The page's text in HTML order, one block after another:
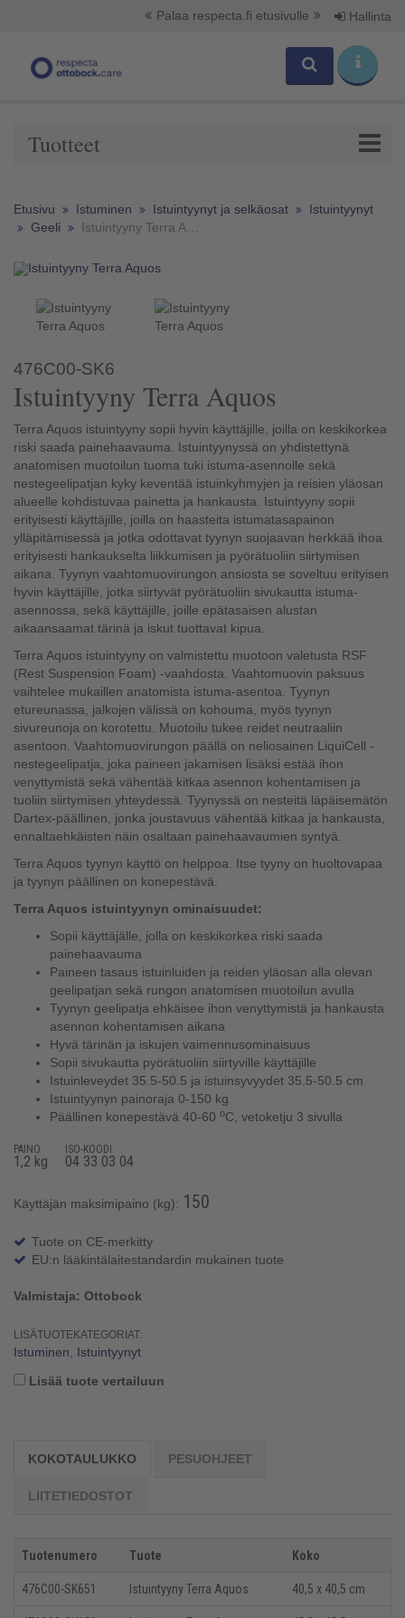
Palaa respecta.fi etusivulle Hallinta
Tuotteet
Etusivu Istuminen Istuintyynyt ja selkäosat
Istuintyynyt
Geeli
Istuintyyny Terra Aquos
476C00-SK6
Istuintyyny Terra Aquos
Terra Aquos istuintyyny sopii hyvin käyttäjille, joilla on keskikorkea
riski saada painehaavauma. Istuintyynyssä on yhdistettynä
anatomisen muotoilun tuoma tuki istuma-asennolle sekä
nestegeelipatjan kyky keventää istuinkyhmyjen ja reisien yläosan
alueelle kohdistuvaa painetta ja hankausta. Istuintyyny sopii
erityisesti käyttäjille, joilla on haasteita istumatasapainon
ylläpitämisessä ja jotka odottavat tyynyn suojaavan herkkää ihoa
erityisesti hankaukselta liikkumisen ja pyörätuoliin siirtymisen
aikana. Tyynyn vaahtomuovirungon ansiosta se soveltuu erityisen
hyvin käyttäjille, jotka siirtyvät pyörätuoliin sivukautta istuma-
asennossa, sekä käyttäjille, joille epätasaisen alustan
aikaansaamat tärinä ja iskut tuottavat kipua.
Terra Aquos istuintyyny on valmistettu muotoon valetusta RSF
(Rest Suspension Foam) -vaahdosta. Vaahtomuovin paksuus
vaihtelee mukaillen anatomista istuma-asentoa. Tyynyn
etureunassa, jalkojen välissä on kohouma, myös tyynyn
sivureunoja on korotettu. Muotoilu tukee reidet neutraaliin
asentoon. Vaahtomuovirungon päällä on neliosainen LiquiCell -
nestegeelipatja, joka paineen jakamisen lisäksi estää ihon
venyttymistä sekä vähentää kitkaa asennon kohentamisen ja
tuoliin siirtymisen yhteydessä. Tyynyssä on nesteitä läpäisemätön
Dartex-päällinen, jonka joustavuus vähentää kitkaa ja hankausta,
ennaltaehkäisten näin osaltaan painehaavaumien syntyä.
Terra Aquos tyynyn käyttö on helppoa. Itse tyyny on huoltovapaa
ja tyynyn päällinen on konepestävä.
Terra Aquos istuintyynyn ominaisuudet:
Sopii käyttäjälle, jolla on keskikorkea riski saada
painehaavauma
Paineen tasaus istuinluiden ja reiden yläosan alla olevan
geelipatjan sekä rungon anatomisen muotoilun avulla
Tyynyn geelipatja ehkäisee ihon venyttymistä ja hankausta
asennon kohentamisen aikana
Hyvä tärinän ja iskujen vaimennusominaisuus
Sopii sivukautta pyörätuoliin siirtyville käyttäjille
Istuinleveydet 35.5-50.5 ja istuinsyvyydet 35.5-50.5 cm
Istuintyynyn painoraja 0-150 kg
Päällinen konepestävä 40-60 oC, vetoketju 3 sivulla
PAINO
1,2 kg
ISO-KOODI
04 33 03 04
Käyttäjän maksimipaino (kg): 150
Tuote on CE-merkitty
EU:n lääkintälaitestandardin mukainen tuote
Valmistaja: Ottobock
LISÄTUOTEKATEGORIAT:
Istuminen
Istuintyynyt
Lisää tuote vertailuun
KOKOTAULUKKO PESUOHJEET
LIITETIEDOSTOT
Tuotenumero Tuote Koko
476C00-SK651 Istuintyyny Terra Aquos 40,5 x 40,5 cm